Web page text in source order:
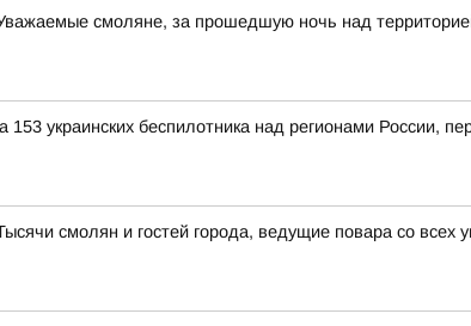
смоляне, за прошедшую ночь над
153 украинских беспилотника над регионами России,
смолян и гостей города, ведущие повара со всех